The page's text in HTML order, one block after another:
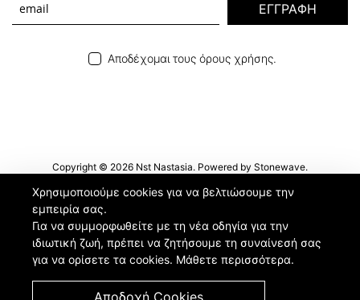
Χρησιμοποιούμε cookies για να βελτιώσουμε την
εμπειρία σας.
Για να συμμορφωθείτε με τη νέα οδηγία για την
ιδιωτική ζωή, πρέπει να ζητήσουμε τη συναίνεσή σας
για να ορίσετε τα cookies. Μάθετε περισσότερα.
Αποδοχή Cookies
ΕΓΓΡΑΦΗ
Αποδέχομαι τους όρους χρήσης.
Copyright © 2026 Nst Nastasia. Powered by Stonewave.